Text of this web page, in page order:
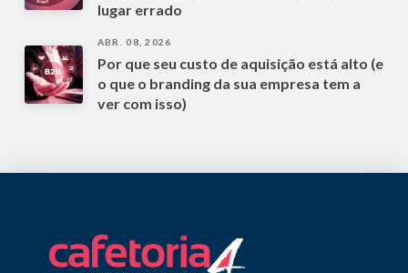
lugar errado
ABR. 08, 2026
Por que seu custo de aquisição está alto (e
o que o branding da sua empresa tem a
ver com isso)